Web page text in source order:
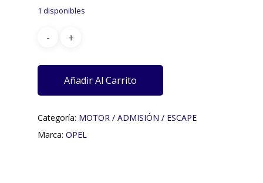
1 disponibles
Añadir Al Carrito
Categoría: MOTOR / ADMISIÓN / ESCAPE
Marca: OPEL